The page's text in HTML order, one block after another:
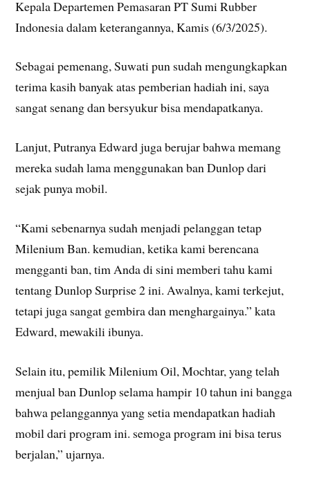
Kepala Departemen Pemasaran PT Sumi Rubber
Indonesia dalam keterangannya, Kamis (6/3/2025).
Sebagai pemenang, Suwati pun sudah mengungkapkan
terima kasih banyak atas pemberian hadiah ini, saya
sangat senang dan bersyukur bisa mendapatkanya.
Lanjut, Putranya Edward juga berujar bahwa memang
mereka sudah lama menggunakan ban Dunlop dari
sejak punya mobil.
“Kami sebenarnya sudah menjadi pelanggan tetap
Milenium Ban. kemudian, ketika kami berencana
mengganti ban, tim Anda di sini memberi tahu kami
tentang Dunlop Surprise 2 ini. Awalnya, kami terkejut,
tetapi juga sangat gembira dan menghargainya.” kata
Edward, mewakili ibunya.
Selain itu, pemilik Milenium Oil, Mochtar, yang telah
menjual ban Dunlop selama hampir 10 tahun ini bangga
bahwa pelanggannya yang setia mendapatkan hadiah
mobil dari program ini. semoga program ini bisa terus
berjalan,” ujarnya.